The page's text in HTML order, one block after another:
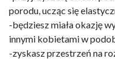
porodu, ucząc się
-będziesz miała okazję
innymi kobietami w
-zyskasz przestrzeń na